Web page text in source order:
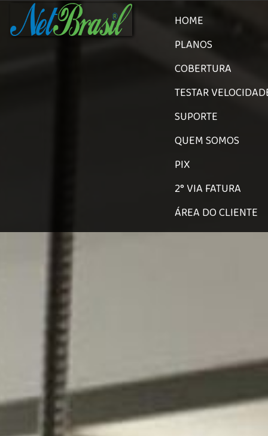
HOME
PLANOS
COBERTURA
TESTAR
SUPORTE
QUEM SOMOS
PIX
2° VIA FATURA
ÁREA DO CLIENTE